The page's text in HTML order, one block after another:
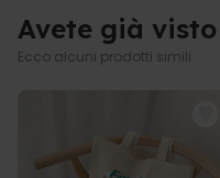
Avete già
Ecco alcuni prodotti simili